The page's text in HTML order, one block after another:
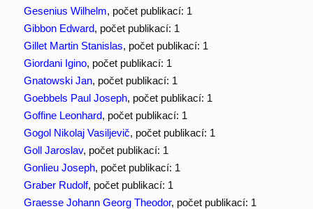
Gesenius Wilhelm, počet publikací: 1
Gibbon Edward, počet publikací: 1
Gillet Martin Stanislas, počet publikací: 1
Giordani Igino, počet publikací: 1
Gnatowski Jan, počet publikací: 1
Goebbels Paul Joseph, počet publikací: 1
Goffine Leonhard, počet publikací: 1
Gogol Nikolaj Vasiljevič, počet publikací: 1
Goll Jaroslav, počet publikací: 1
Gonlieu Joseph, počet publikací: 1
Graber Rudolf, počet publikací: 1
Graesse Johann Georg Theodor, počet publikací: 1